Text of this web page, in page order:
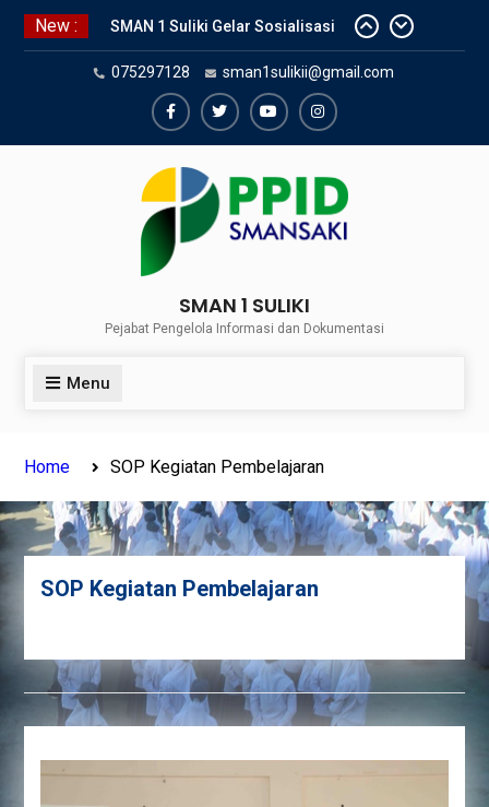
Skip
New :
SMAN 1 Suliki Gelar Sosialisasi
Keselamatan Berlalu Lintas
Bersama Dinas Perhubungan
Lima Puluh Kota
SNBP 2024 – Rekapitulasi
Suliki Tembus PTN
Sosialisasi Narkoba bersama
Kasat Reserve Narkoba Polres 50
075297128 sman1sulikii@gmail.com
FacebookTwiterYoutubeInstagram
SMAN 1 SULIKI
Pejabat Pengelola Informasi dan Dokumentasi
Menu
Home SOP Kegiatan Pembelajaran
SOP Kegiatan Pembelajaran